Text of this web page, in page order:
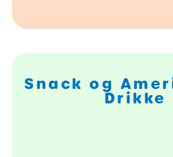
Snack og
Drikke